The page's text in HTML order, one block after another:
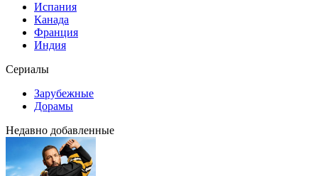
Испания
Канада
Франция
Индия
Сериалы
Зарубежные
Дорамы
Недавно добавленные